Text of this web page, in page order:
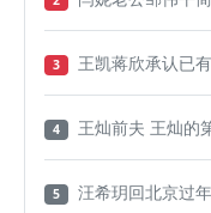
3 王凯蒋欣承认已
4 王灿前夫 王灿的
5 汪希玥回北京过